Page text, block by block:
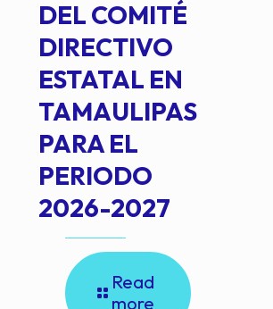
DEL COMITÉ
DIRECTIVO
ESTATAL EN
TAMAULIPAS
PARA EL
PERIODO
2026-2027
Read
more